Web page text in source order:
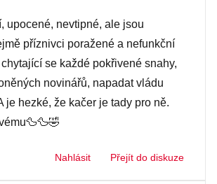
upocené, nevtipné, ale jsou
příznivci poražené a nefunkční
se každé pokřivené snahy,
novinářů, napadat vládu
je hezké, že kačer je tady pro ně.
Nahlásit Přejít do diskuze